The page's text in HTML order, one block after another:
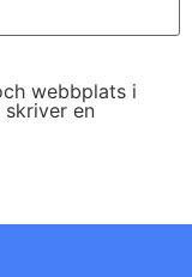
webbplats i
en